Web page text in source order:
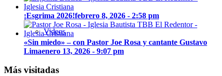
Videos
¡Esgrima 2026!febrero 8, 2026 - 2:58 pm
«Sin miedo» – con Pastor Joe Rosa y cantante Gustavo
Limaenero 13, 2026 - 9:07 pm
Más visitadas